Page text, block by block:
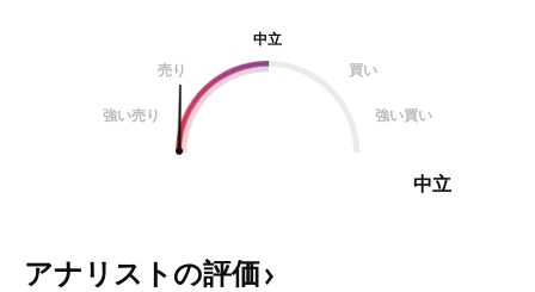
中立
売り
買い
強い売り 強い買い
中立
アナリストの評価